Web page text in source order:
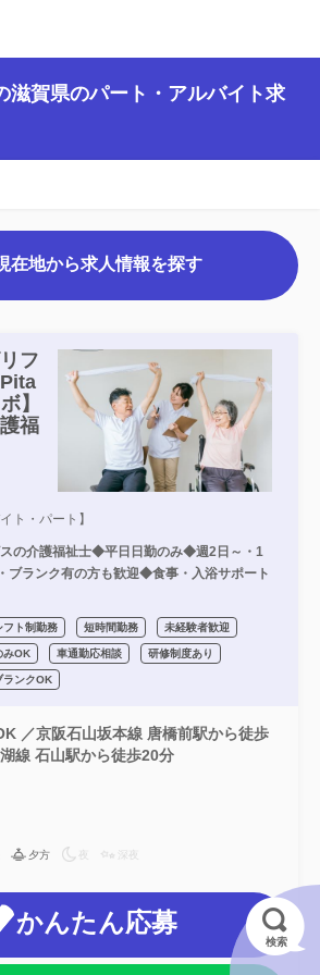
賀県のパート・アルバイト求
在地から求人情報を探す
フ
】
福
ト・パート】
スの介護福祉士◆平日日勤のみ◆週2日～・1
ブランク有の方も歓迎◆食事・入浴サポート
フト制勤務 短時間勤務 未経験者歓迎
みOK 車通勤応相談 研修制度あり
ランクOK
／京阪石山坂本線 唐橋前駅から徒歩
線 石山駅から徒歩20分
夕方 夜 深夜
かんたん応募
検索